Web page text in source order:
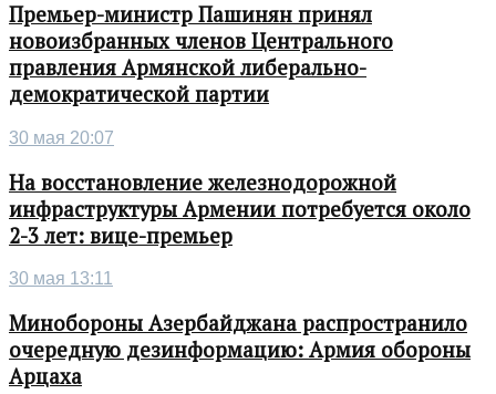
Премьер-министр Пашинян принял
новоизбранных членов Центрального
правления Армянской либерально-
демократической партии
30 мая 20:07
На восстановление железнодорожной
инфраструктуры Армении потребуется около
2-3 лет: вице-премьер
30 мая 13:11
Минобороны Азербайджана распространило
очередную дезинформацию: Армия обороны
Арцаха